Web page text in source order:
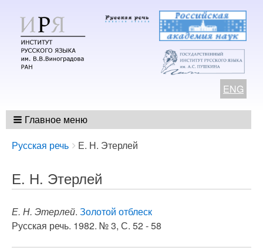
ENG
Главное меню
Breadcrumbs
You
here:
Русская речь Е. Н. Этерлей
Е. Н. Этерлей
Е. Н. Этерлей. Золотой отблеск
Русская речь. 1982. № 3, С. 52 - 58